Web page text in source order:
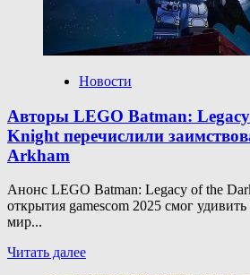
Engine
5 на разработчиков
Новости
Авторы LEGO Batman:
Knight перечислили
Arkham
Анонс LEGO Batman: Legacy of the
открытия gamescom 2025 смог
мир...
Читать далееПрочитать